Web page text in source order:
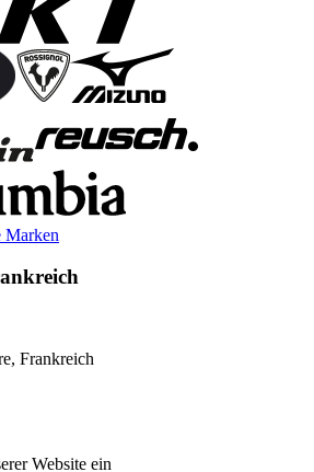
Marken
Frankreich
Website ein